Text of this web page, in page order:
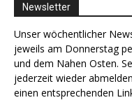
Newsletter
Unser wöchentlicher
jeweils am Donnerstag
und dem Nahen Osten.
jederzeit wieder
einen entsprechenden